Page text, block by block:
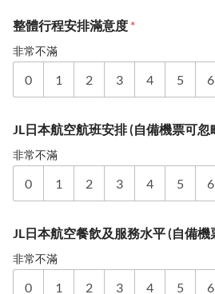
整體行程安排滿意度 *
非常不滿
0 1 2 3 4 5 6
JL日本航空航班安排 (自備機票可忽
非常不滿
0 1 2 3 4 5 6
JL日本航空餐飲及服務水平 (自備機
非常不滿
0 1 2 3 4 5 6